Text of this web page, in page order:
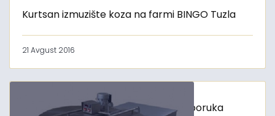
Kurtsan izmuzište koza na farmi BINGO Tuzla
21 Avgust 2016
Isporuka